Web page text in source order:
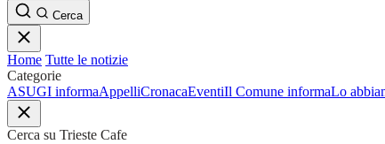
Cerca
Home Tutte le notizie
Categorie
ASUGI informaAppelliCronacaEventiIl Comune informaLo
Cerca su Trieste Cafe